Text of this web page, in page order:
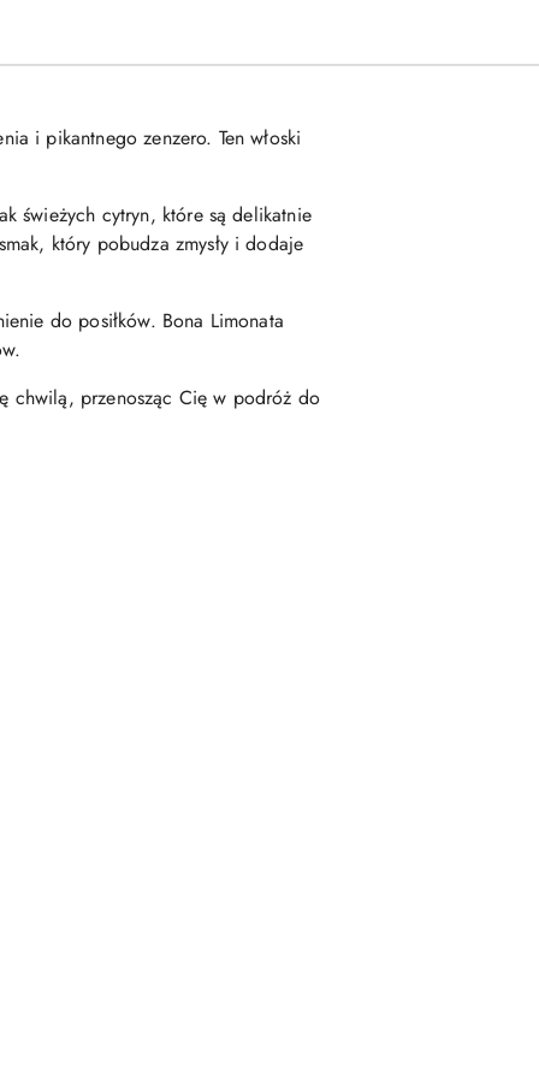
i pikantnego zenzero. Ten włoski
świeżych cytryn, które są delikatnie
który pobudza zmysły i dodaje
do posiłków. Bona Limonata
chwilą, przenosząc Cię w podróż do